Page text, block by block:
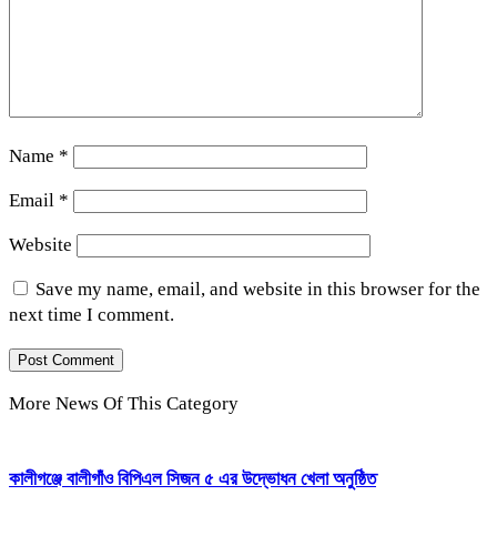
Name *
Email *
Website
Save my name, email, and website in this browser for the
next time I comment.
More News Of This Category
কালীগঞ্জে বালীগাঁও বিপিএল সিজন ৫ এর উদ্ভোধন খেলা অনুষ্ঠিত